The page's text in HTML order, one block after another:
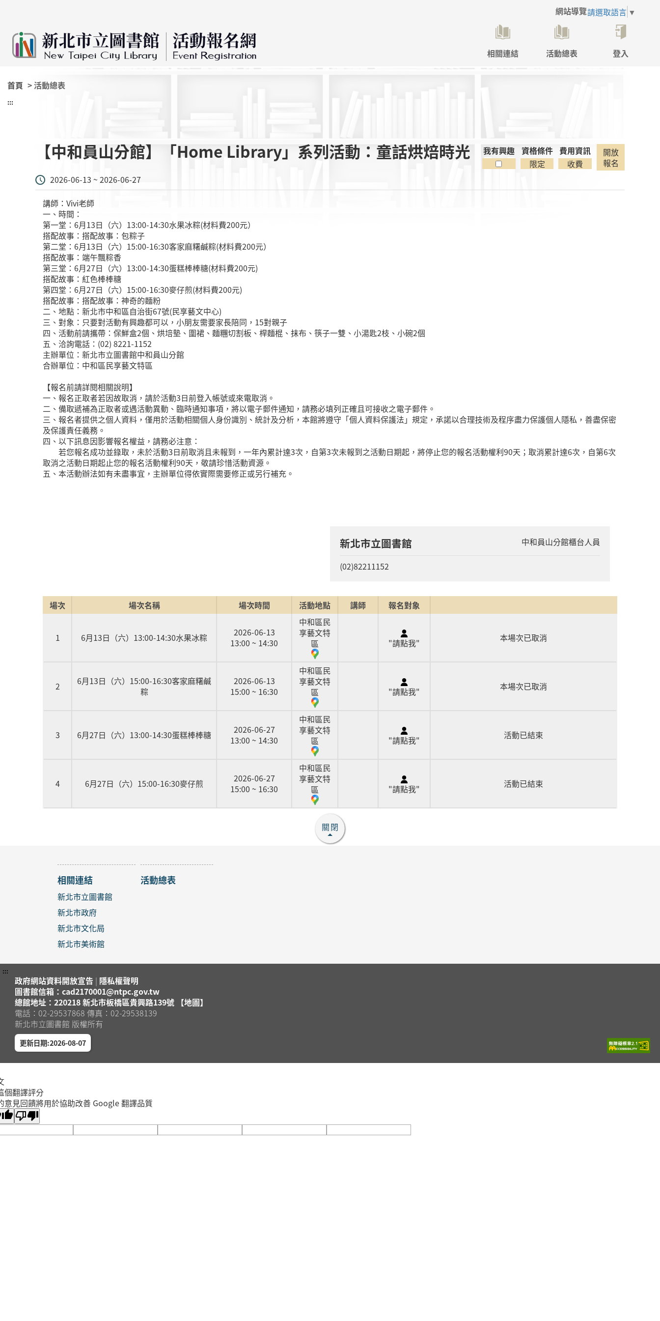
網站導覽請選取語言 ▼
相關連結
活動總表
跳
視
登入
首頁 > 活動總表
:::
【中和員山分館】「Home Library」系列活動：童話烘焙時光
2026-06-13 ~ 2026-06-27
我有興趣 資格條件
限定
費用資訊
收費
開放
報名
講師：Vivi老師
一、時間：
第一堂：6月13日（六）13:00-14:30水果冰粽(材料費200元）
搭配故事：搭配故事：包粽子
第二堂：6月13日（六）15:00-16:30客家麻糬鹹粽(材料費200元）
搭配故事：端午飄粽香
第三堂：6月27日（六）13:00-14:30蛋糕棒棒糖(材料費200元)
搭配故事：紅色棒棒糖
第四堂：6月27日（六）15:00-16:30麥仔煎(材料費200元)
搭配故事：搭配故事：神奇的麵粉
二、地點：新北市中和區自治街67號(民享藝文中心)
三、對象：只要對活動有興趣都可以，小朋友需要家長陪同，15對親子
四、活動前請攜帶：保鮮盒2個、烘培墊、圍裙、麵糰切割板、桿麵棍、抹布、筷子一雙、小湯匙2枝、小碗2個
五、洽詢電話：(02) 8221-1152
主辦單位：新北市立圖書館中和員山分館
合辦單位：中和區民享藝文特區
【報名前請詳閱相關說明】
一、報名正取者若因故取消，請於活動3日前登入帳號或來電取消。
二、備取遞補為正取者或遇活動異動、臨時通知事項，將以電子郵件通知，請務必填列正確且可接收之電子郵件。
三、報名者提供之個人資料，僅用於活動相關個人身份識別、統計及分析，本館將遵守「個人資料保護法」規定，承諾以合理技術及程序盡力保護個人隱私，善盡保密
及保護責任義務。
四、以下訊息因影響報名權益，請務必注意：
若您報名成功並錄取，未於活動3日前取消且未報到，一年內累計達3次，自第3次未報到之活動日期起，將停止您的報名活動權利90天；取消累計達6次，自第6次
取消之活動日期起止您的報名活動權利90天，敬請珍惜活動資源。
五、本活動辦法如有未盡事宜，主辦單位得依實際需要修正或另行補充。
新北市立圖書館 中和員山分館櫃台人員
(02)82211152
場次 場次名稱 場次時間 活動地點 講師 報名對象
1 6月13日（六）13:00-14:30水果冰粽
2026-06-13
13:00 ~ 14:30
中和區民
享藝文特
區
"請點我" 本場次已取消
2
6月13日（六）15:00-16:30客家麻糬鹹
粽
2026-06-13
15:00 ~ 16:30
中和區民
享藝文特
區
"請點我" 本場次已取消
3 6月27日（六）13:00-14:30蛋糕棒棒糖
2026-06-27
13:00 ~ 14:30
中和區民
享藝文特
區
"請點我" 活動已結束
4 6月27日（六）15:00-16:30麥仔煎
2026-06-27
15:00 ~ 16:30
中和區民
享藝文特
區
"請點我" 活動已結束
關閉
相關連結
新北市立圖書館
新北市政府
新北市文化局
新北市美術館
活動總表
:::
政府網站資料開放宣告 | 隱私權聲明
圖書館信箱：cad2170001@ntpc.gov.tw
總館地址：220218 新北市板橋區貴興路139號 【地圖】
電話：02-29537868 傳真：02-29538139
新北市立圖書館 版權所有
更新日期:2026-08-07
個翻譯評分
意見回饋將用於協助改善 Google 翻譯品質